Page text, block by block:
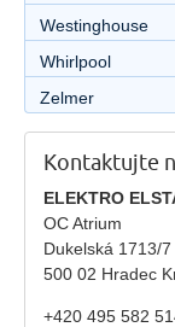
Westinghouse
Whirlpool
Zelmer
Kontaktujte
ELEKTRO
OC Atrium
Dukelská 1713/7
500 02 Hradec
+420 495 582